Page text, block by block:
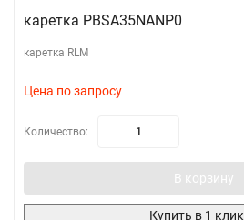
каретка PBSA35NANP0
каретка RLM
Цена по запросу
Количество:
В корзину
Купить в 1 клик